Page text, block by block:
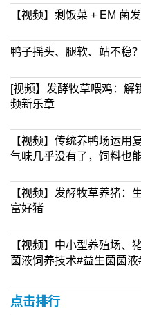
【视频】剩饭菜 + EM 菌
鸭子摇头、腿软、站不稳
[视频】发酵牧草喂鸡：解
频新乐章
【视频】传统养鸭场运用
气味几乎没有了，饲料也
【视频】发酵牧草养猪：
富好猪
【视频】中小型养殖场、
菌液饲养技术#益生菌菌
点击排行